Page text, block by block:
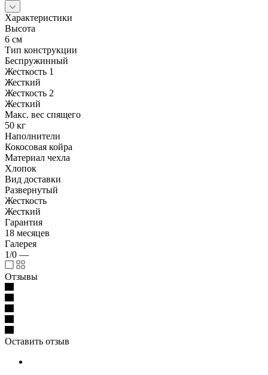
Характеристики
Высота
6 см
Тип конструкции
Беспружинный
Жесткость 1
Жесткий
Жесткость 2
Жесткий
Макс. вес спящего
50 кг
Наполнители
Кокосовая койра
Материал чехла
Хлопок
Вид доставки
Развернутый
Жесткость
Жесткий
Гарантия
18 месяцев
Галерея
1/0 —
Отзывы
Оставить отзыв